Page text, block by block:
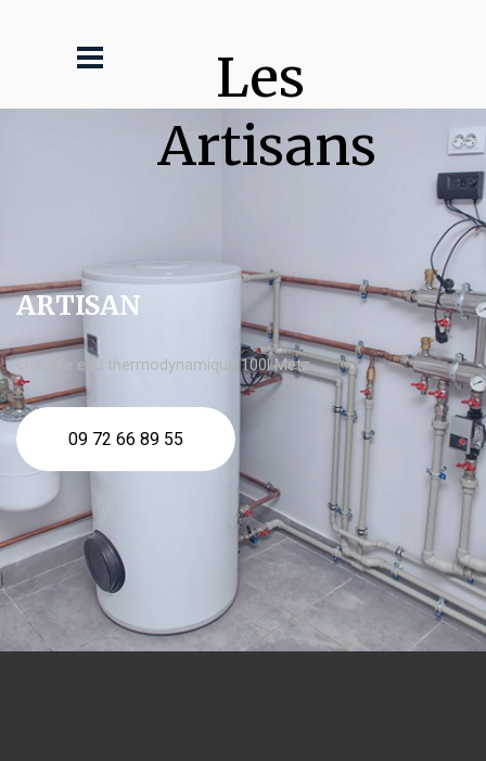
Les
Artisans
ARTISAN
chauffe eau thermodynamique 100l Metz
09 72 66 89 55